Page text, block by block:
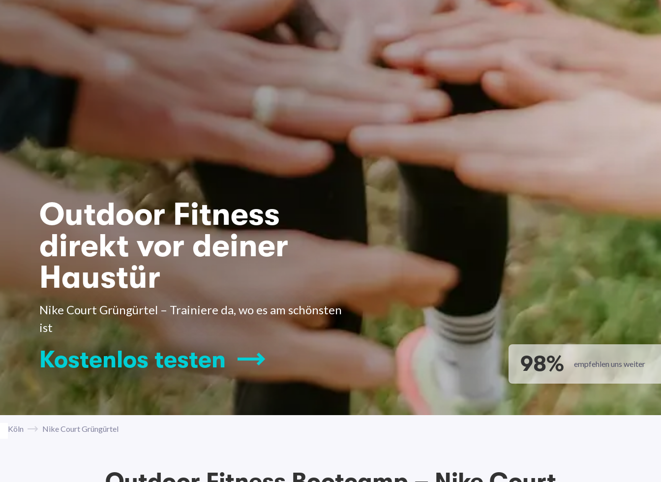
Outdoor Fitness
direkt vor deiner
Haustür
Nike Court Grüngürtel – Trainiere da, wo es am schönsten
ist
Kostenlos testen 98% empfehlen uns weiter
Köln Nike Court Grüngürtel